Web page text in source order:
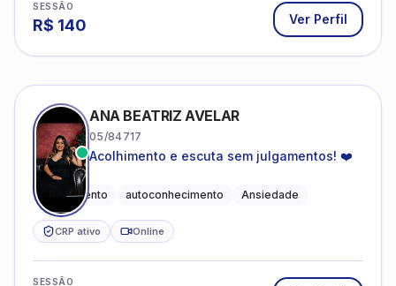
SESSÃO
R$ 140 Ver Perfil
ANA BEATRIZ AVELAR
05/84717
Acolhimento e escuta sem julgamentos! ❤️
Acolhimento autoconhecimento Ansiedade
CRP ativo Online
SESSÃO